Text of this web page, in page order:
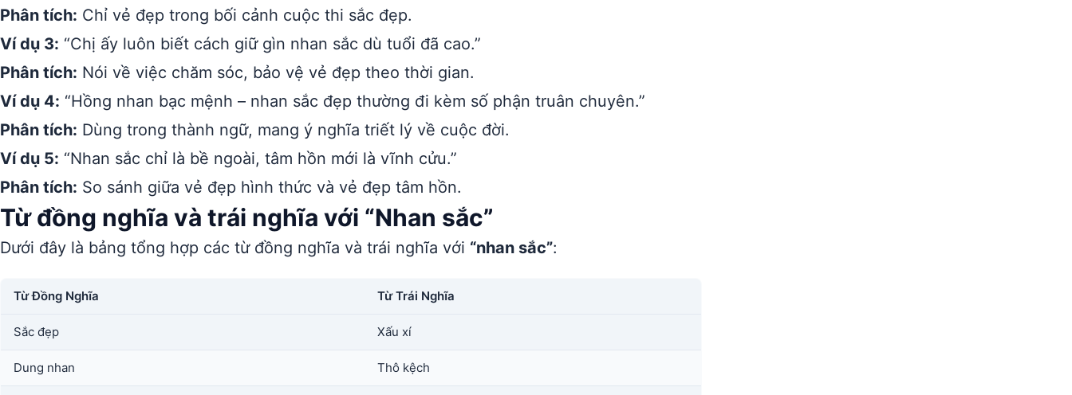
Phân tích: Chỉ vẻ đẹp trong bối cảnh cuộc thi sắc đẹp.
Ví dụ 3: “Chị ấy luôn biết cách giữ gìn nhan sắc dù tuổi đã cao.”
Phân tích: Nói về việc chăm sóc, bảo vệ vẻ đẹp theo thời gian.
Ví dụ 4: “Hồng nhan bạc mệnh – nhan sắc đẹp thường đi kèm số phận truân chuyên.”
Phân tích: Dùng trong thành ngữ, mang ý nghĩa triết lý về cuộc đời.
Ví dụ 5: “Nhan sắc chỉ là bề ngoài, tâm hồn mới là vĩnh cửu.”
Phân tích: So sánh giữa vẻ đẹp hình thức và vẻ đẹp tâm hồn.
Từ đồng nghĩa và trái nghĩa với “Nhan sắc”
Dưới đây là bảng tổng hợp các từ đồng nghĩa và trái nghĩa với “nhan sắc”:
Từ Đồng Nghĩa Từ Trái Nghĩa
Sắc đẹp Xấu xí
Dung nhan Thô kệch